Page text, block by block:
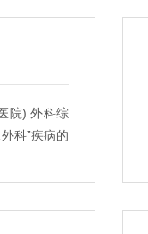
院) 外科综
科”疾病的